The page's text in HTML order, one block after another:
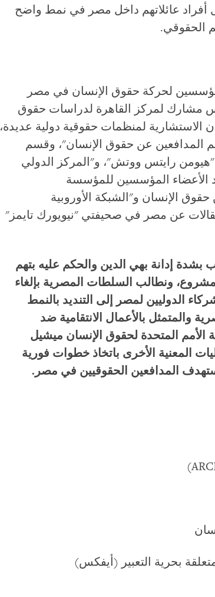
أفراد عائلاتهم داخل مصر في نمط واضح
الحقوقي.
لحركة حقوق الإنسان في مصر
مشارك لمركز القاهرة لدراسات حقوق
الاستشارية لمنظمات حقوقية دولية عديدة،
المدافعين عن حقوق الإنسان"، وقسم
رايتس ووتش"، و"المركز الدولي
الأعضاء المؤسسين للمؤسسة
الإنسان و"الشبكة الأوروبية
عن مصر في صحيفتي "نيويورك تايمز"
إدانة بهي الدين والحكم عليه بتهم
ونطالب السلطات المصرية بإلغاء
الدوليين لمصر إلى التنديد بالنمط
والمتمثل بالأعمال الانتقامية ضد
الأمم المتحدة لحقوق الإنسان ميشيل
المعنية الأخرى باتخاذ خطوات فورية
المدافعين الحقوقيين في مصر.
بحرية التعبير (أيفكس)